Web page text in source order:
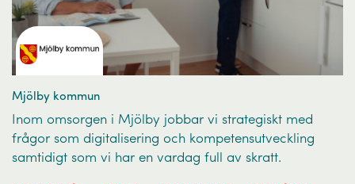
Mjölby kommun
Inom omsorgen i Mjölby jobbar vi strategiskt med
frågor som digitalisering och kompetensutveckling
samtidigt som vi har en vardag full av skratt.